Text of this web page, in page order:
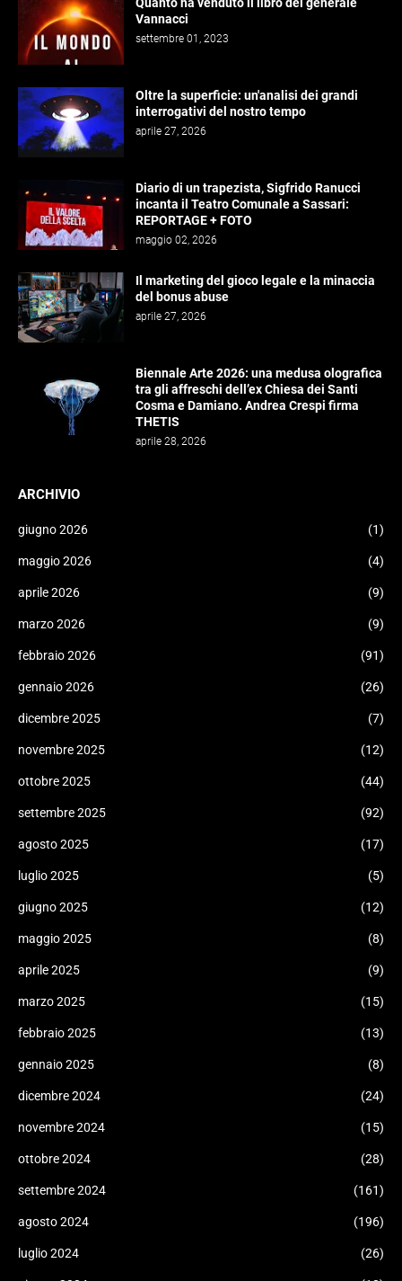
Quanto ha venduto il libro del generale
Vannacci
settembre 01, 2023
Oltre la superficie: un'analisi dei grandi
interrogativi del nostro tempo
aprile 27, 2026
Diario di un trapezista, Sigfrido Ranucci
incanta il Teatro Comunale a Sassari:
REPORTAGE + FOTO
maggio 02, 2026
Il marketing del gioco legale e la minaccia
del bonus abuse
aprile 27, 2026
Biennale Arte 2026: una medusa olografica
tra gli affreschi dell’ex Chiesa dei Santi
Cosma e Damiano. Andrea Crespi firma
THETIS
aprile 28, 2026
ARCHIVIO
giugno 2026 (1)
maggio 2026 (4)
aprile 2026 (9)
marzo 2026 (9)
febbraio 2026 (91)
gennaio 2026 (26)
dicembre 2025 (7)
novembre 2025 (12)
ottobre 2025 (44)
settembre 2025 (92)
agosto 2025 (17)
luglio 2025 (5)
giugno 2025 (12)
maggio 2025 (8)
aprile 2025 (9)
marzo 2025 (15)
febbraio 2025 (13)
gennaio 2025 (8)
dicembre 2024 (24)
novembre 2024 (15)
ottobre 2024 (28)
settembre 2024 (161)
agosto 2024 (196)
luglio 2024 (26)